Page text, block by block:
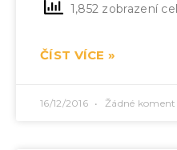
1,852 zobrazení
ČÍST VÍCE »
16/12/2016 Žádné